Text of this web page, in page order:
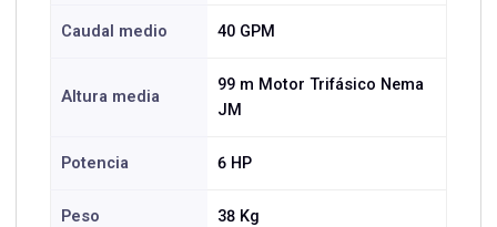
Caudal medio 40 GPM
Altura media
99 m Motor Trifásico Nema
JM
Potencia 6 HP
Peso 38 Kg